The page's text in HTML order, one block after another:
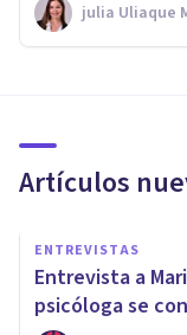
​julia Uliaque
Artículos
ENTREVISTAS
Entrevista a
psicóloga se